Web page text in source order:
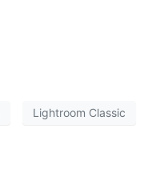
Lightroom Classic